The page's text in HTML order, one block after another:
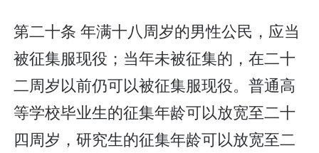
第二十条 年满十八周岁的男性公民，应当
被征集服现役；当年未被征集的，在二十
二周岁以前仍可以被征集服现役。普通高
等学校毕业生的征集年龄可以放宽至二十
四周岁，研究生的征集年龄可以放宽至二